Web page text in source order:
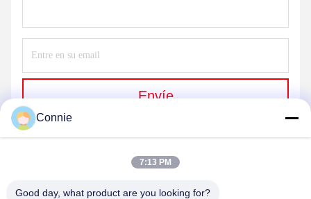
Envíe
Connie
7:13 PM
Good day, what product are you looking for?